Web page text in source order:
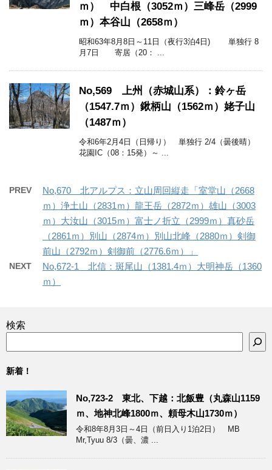
ｍ） 中白根（3052ｍ）三峰岳（2999
ｍ）本谷山（2658ｍ）
昭和63年8月8日～11日（夜行3泊4日) 単独行 8
月7日 寄居（20： ...
No,569 上州（赤城山系）：鈴ヶ岳
（1547.7ｍ）鍬柄山（1562ｍ）姥子山
（1487ｍ）
令和6年2月4日（日帰り） 単独行 2/4（曇後晴）
花園IC（08：15発）～ ...
PREV
No,670 北アルプス：立山周回縦走「室堂山（2668
ｍ）浄土山（2831ｍ）龍王岳（2872ｍ）雄山（3003
ｍ）大汝山（3015ｍ）富士ノ折立（2999ｍ）真砂岳
（2861ｍ）別山（2874ｍ）別山北峰（2880ｍ）剣御
前山（2792ｍ）剣御前（2776.6ｍ）」
NEXT
No,672-1 北信：斑尾山（1381.4ｍ）大明神岳（1360
ｍ）
検索
新着！
No,723-2 東北、下越：北飯豊（丸森山1159
ｍ、地神北峰1800ｍ、頼母木山1730ｍ）
令和8年8月3日～4日（前日入り1泊2日） MB
Mr,Tyuu 8/3（曇、濃 ...